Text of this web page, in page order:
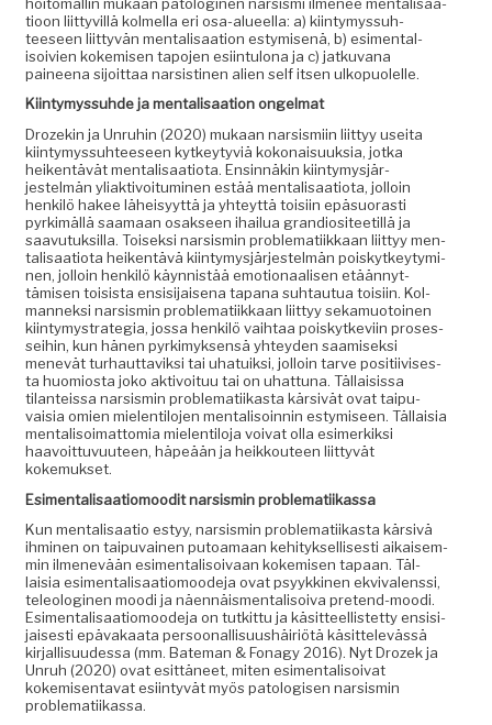
tioon liit­tyvil­lä kolmel­la eri osa-alueel­la: a) kiin­tymys­suh­
teeseen liit­tyvän men­tal­isaa­tion estymisenä, b) esi­men­tal­
isoivien kokemisen tapo­jen esi­in­tu­lona ja c) jatku­vana
paineena sijoit­taa nar­sisti­nen alien self itsen ulkopuolelle.
Kiin­tymys­suhde ja men­tal­isaa­tion ongelmat
Drozekin ja Unruhin (2020) mukaan nar­sis­mi­in liit­tyy usei­ta
kiin­tymys­suh­teeseen kytkey­tyviä kokon­aisuuk­sia, jot­ka
heiken­tävät men­tal­isaa­tio­ta. Ensin­näkin kiin­tymysjär­
jestelmän yli­ak­tivoitu­mi­nen estää men­tal­isaa­tio­ta, jol­loin
henkilö hakee läheisyyt­tä ja yhteyt­tä toisi­in epä­suo­rasti
pyrkimäl­lä saa­maan osak­seen ihailua grandiosi­teetil­lä ja
saavu­tuk­sil­la. Toisek­si nar­sis­min prob­lemati­ikkaan liit­tyy men­
tal­isaa­tio­ta heiken­tävä kiin­tymysjär­jestelmän poiskytkey­tymi­
nen, jol­loin henkilö käyn­nistää emo­tion­aalisen etään­nyt­
tämisen toi­sista ensisi­jaise­na tapana suh­tau­tua toisi­in. Kol­
man­nek­si nar­sis­min prob­lemati­ikkaan liit­tyy seka­muo­toinen
kiin­tymys­trate­gia, jos­sa henkilö vai­h­taa poiskytke­vi­in pros­es­
sei­hin, kun hänen pyrkimyk­sen­sä yhtey­den saamisek­si
menevät turhaut­taviksi tai uha­tuik­si, jol­loin tarve posi­ti­ivis­es­
ta huomios­ta joko aktivoituu tai on uhat­tuna. Täl­lai­sis­sa
tilanteis­sa nar­sis­min prob­lemati­ikas­ta kär­sivät ovat taipu­
vaisia omien mie­len­tilo­jen men­tal­isoin­nin estymiseen. Täl­laisia
men­tal­isoimat­to­mia mie­len­tilo­ja voivat olla esimerkik­si
haavoit­tuvu­u­teen, häpeään ja heikkouteen liit­tyvät
kokemukset.
Esi­men­tal­isaa­tiomood­it nar­sis­min problematiikassa
Kun men­tal­isaa­tio estyy, nar­sis­min prob­lemati­ikas­ta kär­sivä
ihmi­nen on taipu­vainen putoa­maan kehi­tyk­sel­lis­es­ti aikaisem­
min ilmenevään esi­men­tal­isoivaan kokemisen tapaan. Täl­
laisia esi­men­tal­isaa­tiomood­e­ja ovat psyykki­nen ekvi­valenssi,
tele­ologi­nen moo­di ja näen­näis­men­tal­isoi­va pre­tend-moo­di.
Esi­men­tal­isaa­tiomood­e­ja on tutkit­tu ja käsit­teel­lis­tet­ty ensisi­
jais­es­ti epä­vakaa­ta per­soon­al­lisu­ushäir­iötä käsit­televässä
kir­jal­lisu­udessa (mm. Bate­man & Fon­agy 2016). Nyt Drozek ja
Unruh (2020) ovat esit­täneet, miten esi­men­tal­isoi­vat
kokemisen­ta­vat esi­in­tyvät myös patol­o­gisen nar­sis­min
problematiikassa.